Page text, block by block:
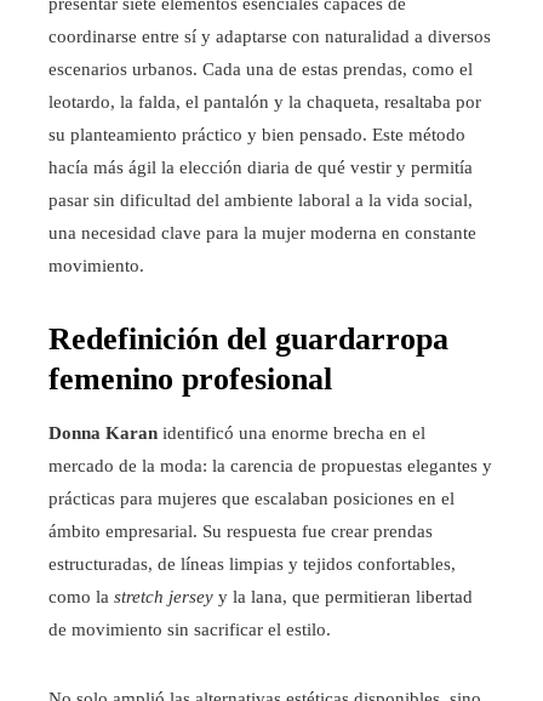
coordinarse entre sí y adaptarse con naturalidad a diversos
escenarios urbanos. Cada una de estas prendas, como el
leotardo, la falda, el pantalón y la chaqueta, resaltaba por
su planteamiento práctico y bien pensado. Este método
hacía más ágil la elección diaria de qué vestir y permitía
pasar sin dificultad del ambiente laboral a la vida social,
una necesidad clave para la mujer moderna en constante
movimiento.
Redefinición del guardarropa
femenino profesional
Donna Karan identificó una enorme brecha en el
mercado de la moda: la carencia de propuestas elegantes y
prácticas para mujeres que escalaban posiciones en el
ámbito empresarial. Su respuesta fue crear prendas
estructuradas, de líneas limpias y tejidos confortables,
como la stretch jersey y la lana, que permitieran libertad
de movimiento sin sacrificar el estilo.